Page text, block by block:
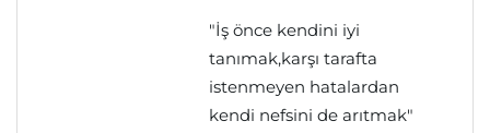
"İş önce kendini iyi
tanımak,karşı tarafta
istenmeyen hatalardan
kendi nefsini de arıtmak"